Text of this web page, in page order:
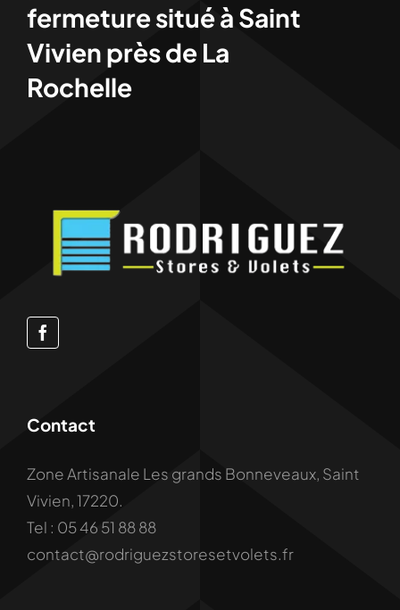
fermeture situé à Saint
Vivien près de La
Rochelle
Contact
Zone Artisanale Les grands Bonneveaux, Saint
Vivien, 17220.
Tel : 05 46 51 88 88
contact@rodriguezstoresetvolets.fr